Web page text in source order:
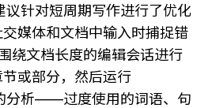
议针对短周期写作进行了优化
媒体和文档中输入时捕捉错
绕文档长度的编辑会话进行
或部分，然后运行
分析——过度使用的词语、句